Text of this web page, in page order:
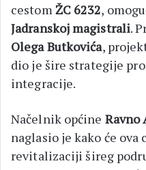
cestom ŽC 6232,
Jadranskoj magistrali.
Olega Butkovića,
dio je šire strategije
integracije.
Načelnik općine Ravno
naglasio je kako će
revitalizaciji šireg